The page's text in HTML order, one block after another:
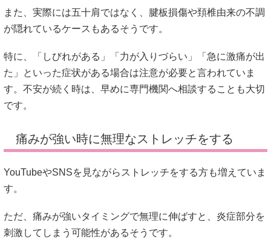
また、実際には五十肩ではなく、腱板損傷や頚椎由来の不調
が隠れているケースもあるそうです。
特に、「しびれがある」「力が入りづらい」「急に激痛が出
た」といった症状がある場合は注意が必要と言われていま
す。不安が続く時は、早めに専門機関へ相談することも大切
です。
痛みが強い時に無理なストレッチをする
YouTubeやSNSを見ながらストレッチをする方も増えていま
す。
ただ、痛みが強いタイミングで無理に伸ばすと、炎症部分を
刺激してしまう可能性があるそうです。